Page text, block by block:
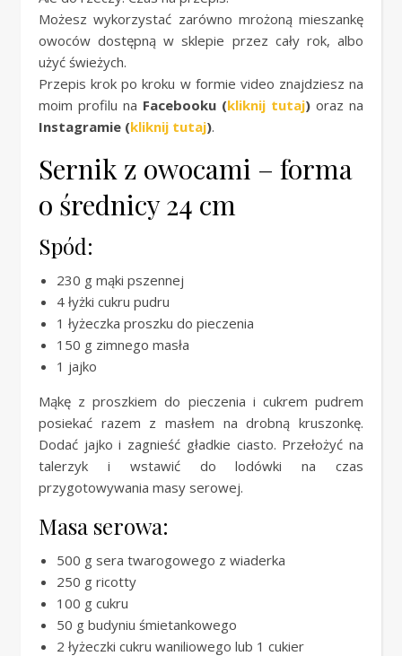
Możesz wykorzystać zarówno mrożoną mieszankę
owoców dostępną w sklepie przez cały rok, albo
użyć świeżych.
Przepis krok po kroku w formie video znajdziesz na
moim profilu na Facebooku (kliknij tutaj) oraz na
Instagramie (kliknij tutaj).
Sernik z owocami – forma
o średnicy 24 cm
Spód:
230 g mąki pszennej
4 łyżki cukru pudru
1 łyżeczka proszku do pieczenia
150 g zimnego masła
1 jajko
Mąkę z proszkiem do pieczenia i cukrem pudrem
posiekać razem z masłem na drobną kruszonkę.
Dodać jajko i zagnieść gładkie ciasto. Przełożyć na
talerzyk i wstawić do lodówki na czas
przygotowywania masy serowej.
Masa serowa:
500 g sera twarogowego z wiaderka
250 g ricotty
100 g cukru
50 g budyniu śmietankowego
2 łyżeczki cukru waniliowego lub 1 cukier